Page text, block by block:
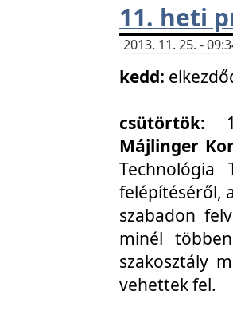
11. heti
2013. 11. 25. -
kedd:
csütörtök:
Májlinger
Technológia
felépítéséről,
szabadon
minél
szakosztály
vehettek fel.